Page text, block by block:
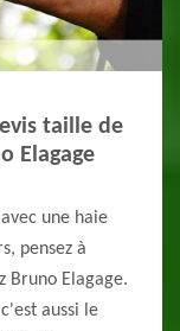
taille de
Elagage
une haie
pensez à
Bruno Elagage.
aussi le